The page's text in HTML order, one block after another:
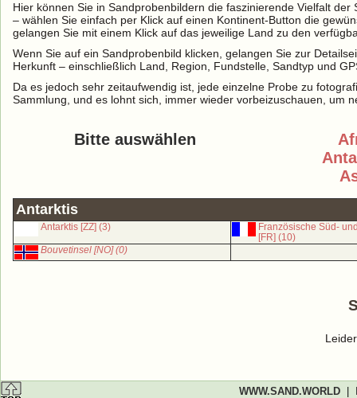
Hier können Sie in Sandprobenbildern die faszinierende Vielfalt
– wählen Sie einfach per Klick auf einen Kontinent-Button die
gelangen Sie mit einem Klick auf das jeweilige Land zu den
Wenn Sie auf ein Sandprobenbild klicken, gelangen Sie zur
Herkunft – einschließlich Land, Region, Fundstelle, Sandtyp und
Da es jedoch sehr zeitaufwendig ist, jede einzelne Probe zu
Sammlung, und es lohnt sich, immer wieder vorbeizuschauen, um
Bitte auswählen
Antarktis
Antarktis [ZZ] (3)
Französische Süd-
[FR] (10)
Bouvetinsel [NO] (0)
WWW.SAND.WORLD|